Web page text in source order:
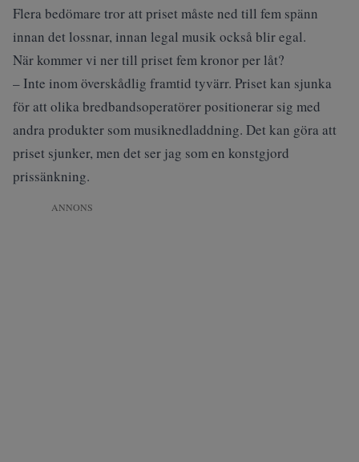
Flera bedömare tror att priset måste ned till fem spänn
innan det lossnar, innan legal musik också blir egal.
När kommer vi ner till priset fem kronor per låt?
– Inte inom överskådlig framtid tyvärr. Priset kan sjunka
för att olika bredbandsoperatörer positionerar sig med
andra produkter som musiknedladdning. Det kan göra att
priset sjunker, men det ser jag som en konstgjord
prissänkning.
ANNONS